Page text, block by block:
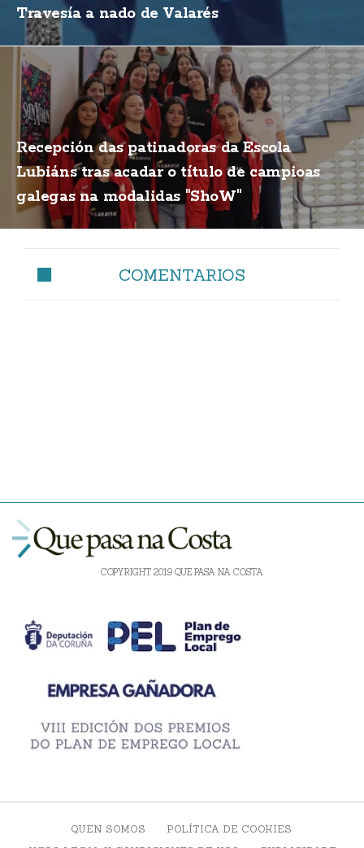
Travesía a nado de Valarés
Recepción das patinadoras da Escola
Lubiáns tras acadar o título de campioas
galegas na modalidas "ShoW"
COMENTARIOS
COPYRIGHT 2019 QUE PASA NA COSTA
QUEN SOMOS
POLÍTICA DE COOKIES